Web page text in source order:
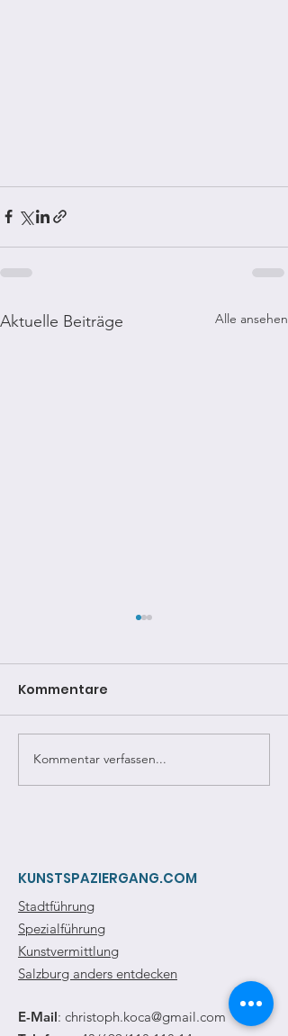
Aktuelle Beiträge Alle ansehen
Bildervortrag: Ein Tor
durch die Zeit
Kommentare
Kommentar verfassen...
KUNSTSPAZIERGANG.COM
Stadtführung
Spezialführung
Kunstvermittlung
Salzburg anders entdecken
E-Mail: christoph.koca@gmail.com